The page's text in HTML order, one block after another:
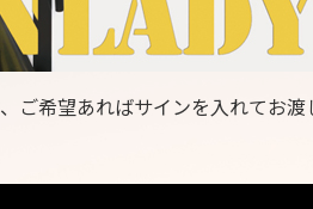
、ご希望あればサインを入れてお渡